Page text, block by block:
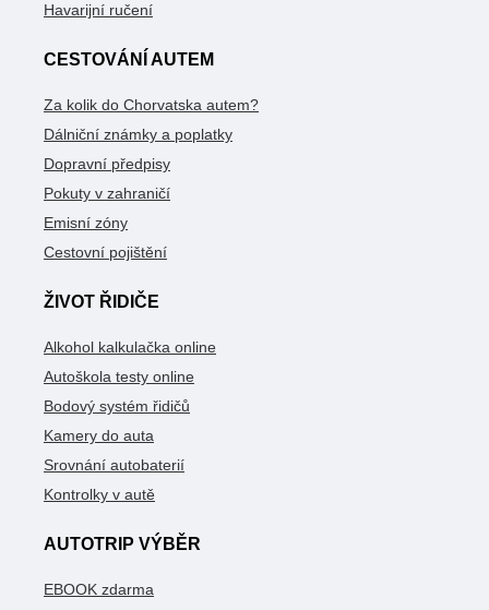
Havarijní ručení
CESTOVÁNÍ AUTEM
Za kolik do Chorvatska autem?
Dálniční známky a poplatky
Dopravní předpisy
Pokuty v zahraničí
Emisní zóny
Cestovní pojištění
ŽIVOT ŘIDIČE
Alkohol kalkulačka online
Autoškola testy online
Bodový systém řidičů
Kamery do auta
Srovnání autobaterií
Kontrolky v autě
AUTOTRIP VÝBĚR
EBOOK zdarma